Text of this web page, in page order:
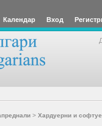
Календар Вход
> Хардуерни и